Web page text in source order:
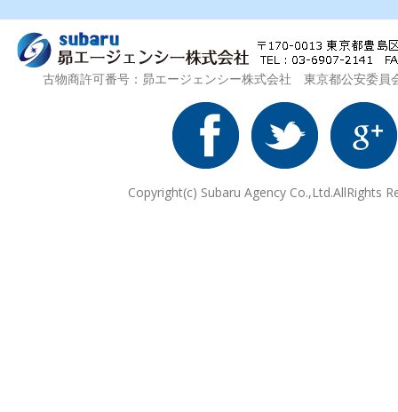
古物商許可番号：昴エージェンシー株式会社 東京都公安委
Copyright(c) Subaru Agency Co.,Ltd.AllRights